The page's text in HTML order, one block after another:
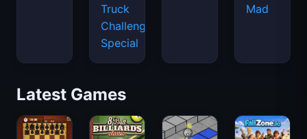
Truck
Challenge
Special
Mad
Latest Games